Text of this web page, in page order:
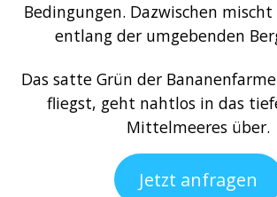
Bedingungen. Dazwischen
entlang der umgebenden
Das satte Grün der
fliegst, geht nahtlos in das
Mittelmeeres über.
Jetzt anfragen